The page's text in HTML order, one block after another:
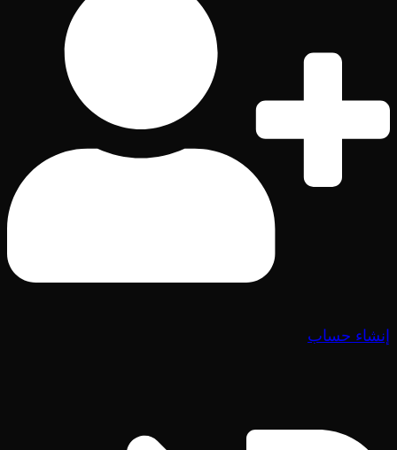
إنشاء حساب